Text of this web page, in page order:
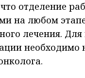
отделение
на любом
лечения.
необходимо